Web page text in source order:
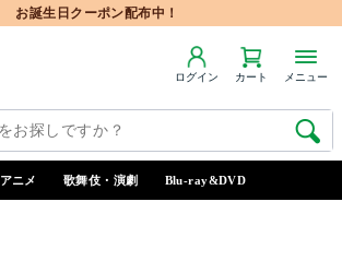
お誕生日クーポン配布中！
ログイン カート メニュー
アニメ 歌舞伎・演劇 Blu-ray&DVD